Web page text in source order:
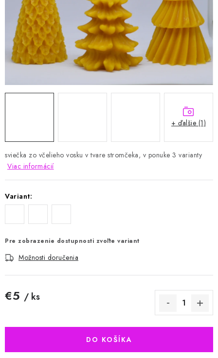
BLOG
Obchodné podmienky
Podmienky ochrany osobných údajov
Moja objednávka
sviečka zo včelieho vosku v tvare stromčeka, v ponuke 3 varianty
Viac informácií
Variant:
Pre zobrazenie dostupnosti zvoľte variant
Možnosti doručenia
€5 / ks
DO KOŠÍKA
+ ďalšie (1)